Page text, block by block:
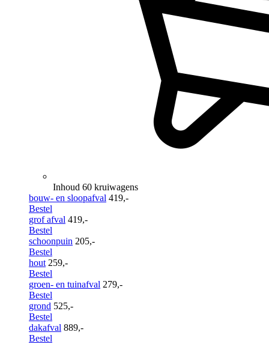
Inhoud 60 kruiwagens
bouw- en sloopafval 419,-
Bestel
grof afval 419,-
Bestel
schoonpuin 205,-
Bestel
hout 259,-
Bestel
groen- en tuinafval 279,-
Bestel
grond 525,-
Bestel
dakafval 889,-
Bestel